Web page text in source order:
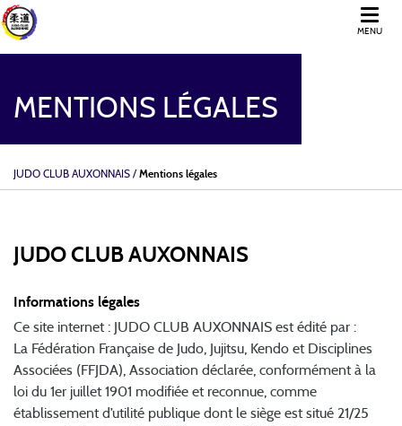
MENU
MENTIONS LÉGALES
JUDO CLUB AUXONNAIS / Mentions légales
JUDO CLUB AUXONNAIS
Informations légales
Ce site internet : JUDO CLUB AUXONNAIS est édité par :
La Fédération Française de Judo, Jujitsu, Kendo et Disciplines
Associées (FFJDA), Association déclarée, conformément à la
loi du 1er juillet 1901 modifiée et reconnue, comme
établissement d’utilité publique dont le siège est situé 21/25